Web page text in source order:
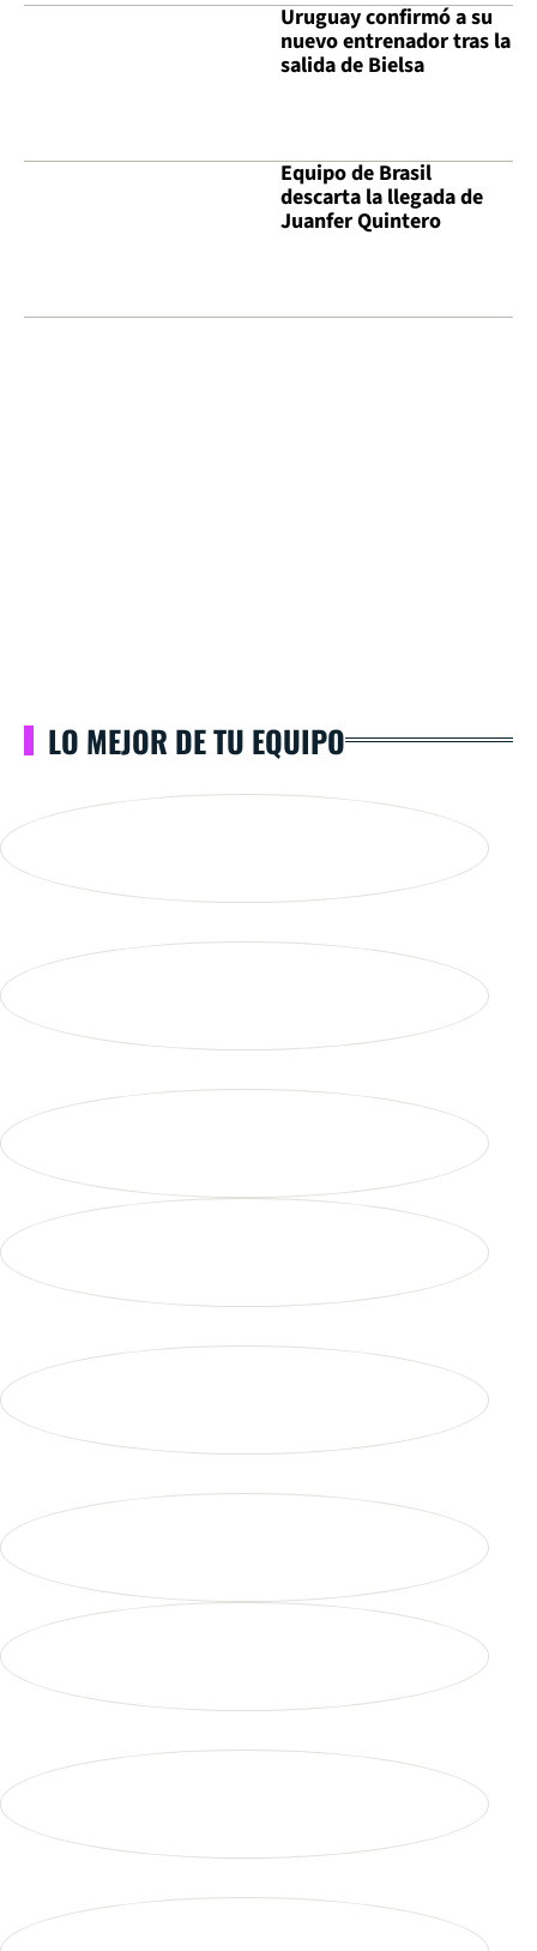
Uruguay confirmó a su
nuevo entrenador tras la
salida de Bielsa
Equipo de Brasil
descarta la llegada de
Juanfer Quintero
LO MEJOR DE TU EQUIPO